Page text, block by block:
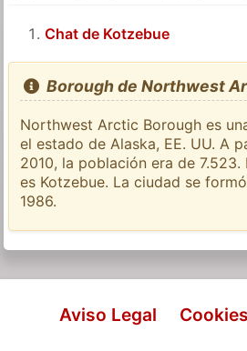
Chat de Kotzebue
Borough de Northwest
Northwest Arctic Borough es
el estado de Alaska, EE. UU. A
2010, la población era de
es Kotzebue. La ciudad se
1986.
Aviso Legal Cookies